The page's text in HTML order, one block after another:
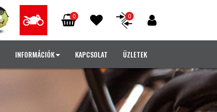
0 0
INFORMÁCIÓK KAPCSOLAT ÜZLETEK